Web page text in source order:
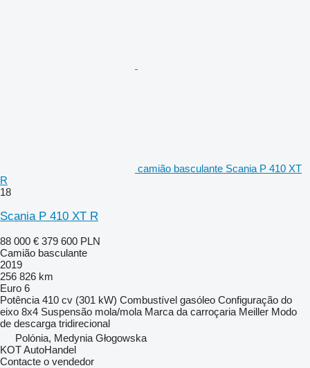
camião basculante Scania P 410 XT
R
18
Scania P 410 XT R
88 000 € 379 600 PLN
Camião basculante
2019
256 826 km
Euro 6
Potência 410 cv (301 kW) Combustível gasóleo Configuração do
eixo 8x4 Suspensão mola/mola Marca da carroçaria Meiller Modo
de descarga tridirecional
Polónia, Medynia Głogowska
KOT AutoHandel
Contacte o vendedor